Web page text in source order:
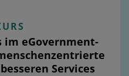
im eGovernment-
Services